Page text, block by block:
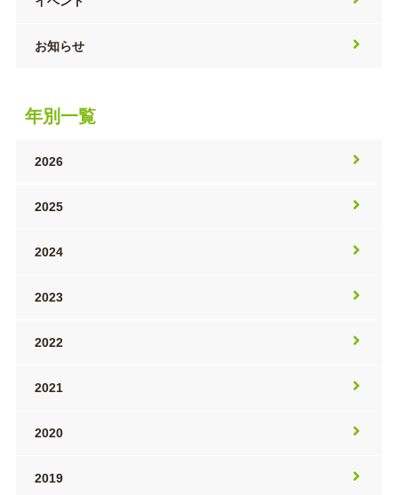
お知らせ
年別一覧
2026
2025
2024
2023
2022
2021
2020
2019